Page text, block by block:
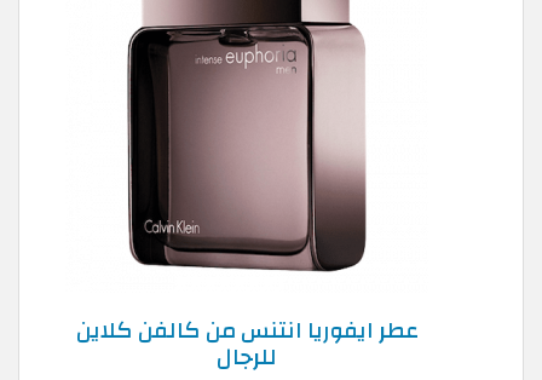
عطر ايفوريا انتنس من كالفن كلاين
للرجال